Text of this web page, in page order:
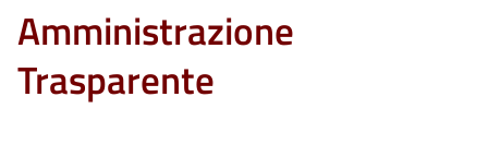
Amministrazione
Trasparente